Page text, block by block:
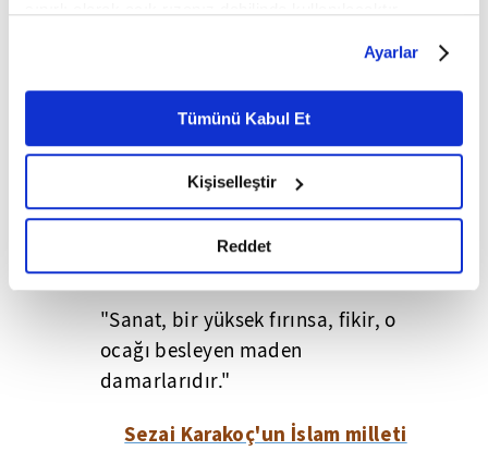
belirleyebilirsiniz. Çerezlere ilişkin detaylı bilgi için
Ayarlar butonuna tıklayabilir,Çerez Bilgilendirme
Metnimizi ziyaret edebilirsiniz.
6698 sayılı Kişisel Verilerin Korunması Kanunu uyarınca
okumak ve sitemizi ziyaretiniz kapsamında
gerçekleştirilen veri işleme faaliyetleri ile ilgili daha
detaylı bilgi almak için lütfentıklayınız.
Ayarlar
Tümünü Kabul Et
Kişiselleştir
Reddet
"Sanat, bir yüksek fırınsa, fikir, o
ocağı besleyen maden
damarlarıdır."
Sezai Karakoç'un İslam milleti